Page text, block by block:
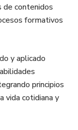
de contenidos
formativos
y aplicado
principios
vida cotidiana y